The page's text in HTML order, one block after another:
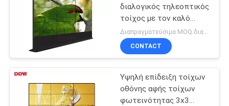
ΕΙΔΉΣΕΙΣ
ΖΗΤΉΣΤΕ
ΈΝΑ
ΑΠΌΣΠΑΣΜΑ
Επίδειξη των
οδηγήσεων
ΣΠΑΔΙΚΩΝ
2
διαλογικός τηλεοπτικός
τοίχος με τον καλό
έλεγχο επίδρασης
RS232 οράματος
Διαπραγματεύσιμα MOQ:διαπραγμάτευση
CONTACT
Υψηλή επίδειξη τοίχων
οθόνης αφής τοίχων
φωτεινότητας 3x3